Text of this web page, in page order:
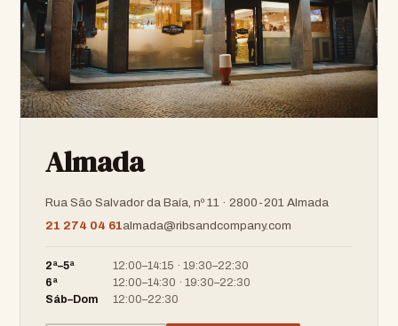
Almada
Rua São Salvador da Baía, nº 11 · 2800-201 Almada
21 274 04 61almada@ribsandcompany.com
2ª–5ª
12:00–14:15 · 19:30–22:30
6ª
12:00–14:30 · 19:30–22:30
Sáb–Dom
12:00–22:30